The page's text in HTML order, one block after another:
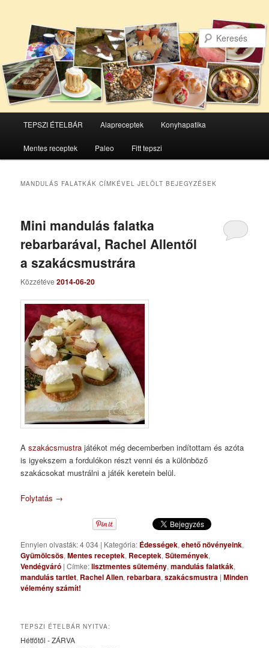
Tovább
az
elsődleges
Tovább
a
másodlagos
TEPSZI ÉTELBÁR Alapreceptek Konyhapatika
Mentes receptek Paleo Fitt tepszi
MANDULÁS FALATKÁK CÍMKÉVEL JELÖLT BEJEGYZÉSEK
Mini mandulás falatka
rebarbarával, Rachel Allentől
a szakácsmustrára
Közzétéve2014-06-20
Aszakácsmustra játékot még decemberben indítottam és azóta
is igyekszem a fordulókon részt venni és a különböző
szakácsokat mustrálni a játék keretein belül.
Folytatás →
Ennyien olvasták: 4 034 | Kategória: Édességek,ehető növényeink,
Gyümölcsös,Mentes receptek, Receptek,Sütemények,
Vendégváró |Címke:lisztmentes sütemény,mandulás falatkák,
mandulás tartlet, Rachel Allen,rebarbara,szakácsmustra |Minden
vélemény számít!
TEPSZI ÉTELBÁR NYITVA:
Hétfőtől - ZÁRVA